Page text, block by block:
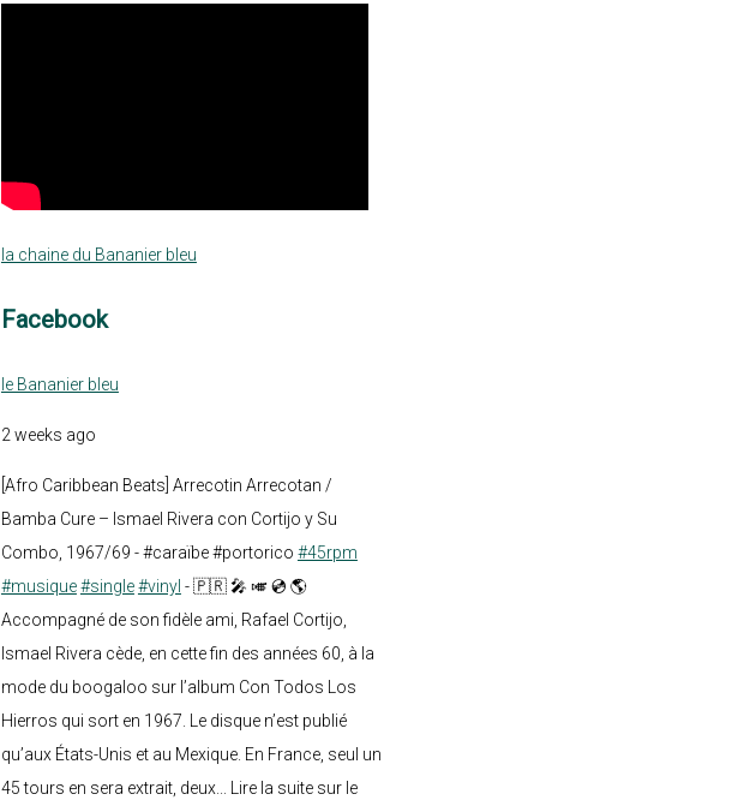
la chaine du Bananier bleu
Facebook
le Bananier bleu
2 weeks ago
[Afro Caribbean Beats] Arrecotin Arrecotan /
Bamba Cure – Ismael Rivera con Cortijo y Su
Combo, 1967/69 - #caraïbe #portorico #45rpm
#musique#single#vinyl - 🇵🇷 🎤 🎺 💿 🌎
Accompagné de son fidèle ami, Rafael Cortijo,
Ismael Rivera cède, en cette fin des années 60, à la
mode du boogaloo sur l’album Con Todos Los
Hierros qui sort en 1967. Le disque n’est publié
qu’aux États-Unis et au Mexique. En France, seul un
45 tours en sera extrait, deux... Lire la suite sur le